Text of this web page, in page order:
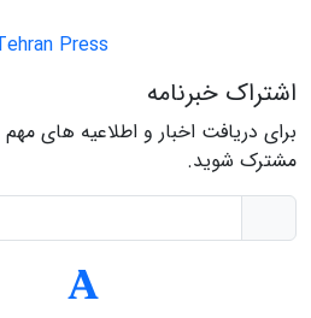
Press
اشتراک خبرنامه
برای دریافت اخبار و اطلاعیه های
مشترک شوید.